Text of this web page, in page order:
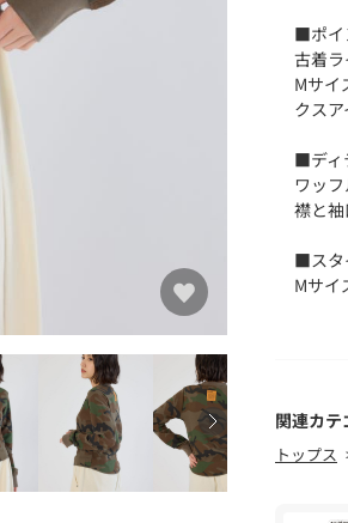
■ポイ
古着ラ
Mサイ
クスア
■ディ
ワッ
襟と袖
■スタ
Mサイ
ガン
■生地
生地
関連カテ
トップス